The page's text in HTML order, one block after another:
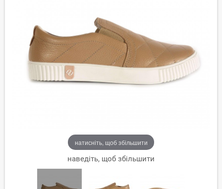
натисніть, щоб збільшити
наведіть, щоб збільшити